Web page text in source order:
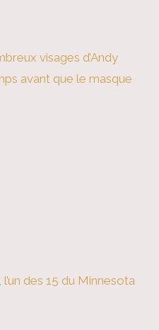
visages d’Andy
avant que le masque
des 15 du Minnesota